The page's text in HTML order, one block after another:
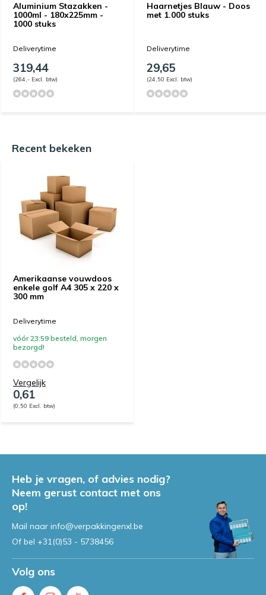
Aluminium Stazakken -
1000ml - 180x225mm -
1000 stuks
Deliverytime
319,44
(264,- Excl. btw)
Haarnetjes Blauw - Doos
met 1.000 stuks
Deliverytime
29,65
(24,50 Excl. btw)
Recent bekeken
Amerikaanse vouwdoos
enkele golf A4 305 x 220 x
300 mm
Deliverytime
vóór 23:59 besteld, morgen
bezorgd!
Vergelijk
0,61
(0,50 Excl. btw)
Heb je vragen, of advies nodig?
Neem gerust contact met ons
op!
Mail naar info@verpakkingenxl.be
Of bel +31(0)53 - 5738456
Volg ons